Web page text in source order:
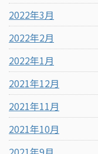
2022年3月
2022年2月
2022年1月
2021年12月
2021年11月
2021年10月